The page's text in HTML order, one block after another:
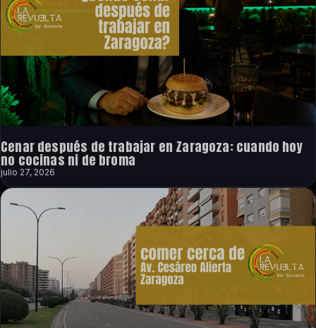
Cenar después de trabajar en Zaragoza: cuando hoy
no cocinas ni de broma
julio 27, 2026